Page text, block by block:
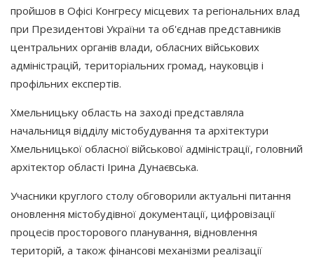
пройшов в Офісі Конгресу місцевих та регіональних влад
при Президентові України та об'єднав представників
центральних органів влади, обласних військових
адміністрацій, територіальних громад, науковців і
профільних експертів.
Хмельницьку область на заході представляла
начальниця відділу містобудування та архітектури
Хмельницької обласної військової адміністрації, головний
архітектор області Ірина Дунаєвська.
Учасники круглого столу обговорили актуальні питання
оновлення містобудівної документації, цифровізації
процесів просторового планування, відновлення
територій, а також фінансові механізми реалізації